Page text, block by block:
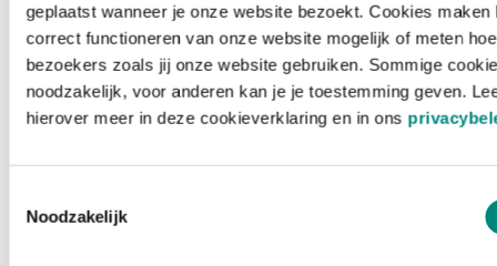
geplaatst wanneer je onze website bezoekt. Cookies maken
correct functioneren van onze website mogelijk of meten hoe
bezoekers zoals jij onze website gebruiken. Sommige
noodzakelijk, voor anderen kan je je toestemming geven.
hierover meer in deze cookieverklaring en in ons
Noodzakelijk